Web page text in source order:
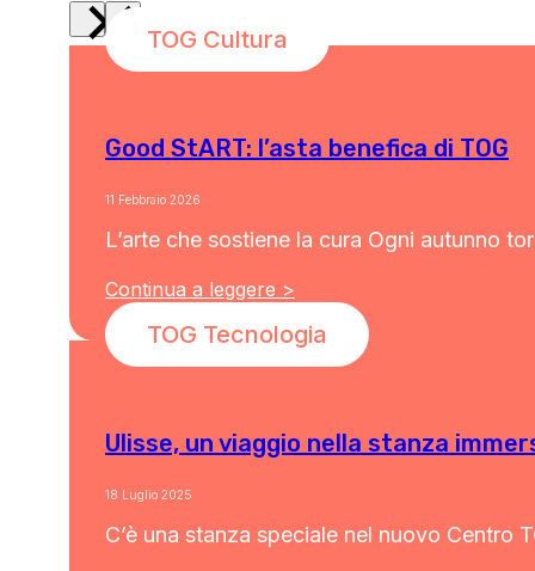
TOG Cultura
Good StART: l’asta benefica di TOG
11 Febbraio 2026
L’arte che sostiene la cura Ogni autunno
Continua a leggere >
TOG Tecnologia
Ulisse, un viaggio nella stanza
18 Luglio 2025
C’è una stanza speciale nel nuovo Centro